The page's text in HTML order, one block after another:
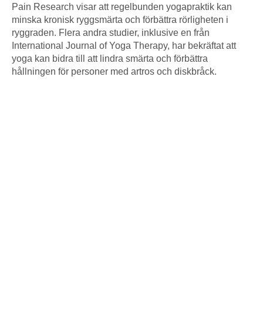
Pain Research visar att regelbunden yogapraktik kan
minska kronisk ryggsmärta och förbättra rörligheten i
ryggraden. Flera andra studier, inklusive en från
International Journal of Yoga Therapy, har bekräftat att
yoga kan bidra till att lindra smärta och förbättra
hållningen för personer med artros och diskbråck.